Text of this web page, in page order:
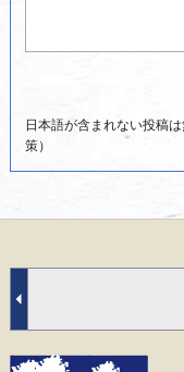
日本語が含まれない投稿
策）